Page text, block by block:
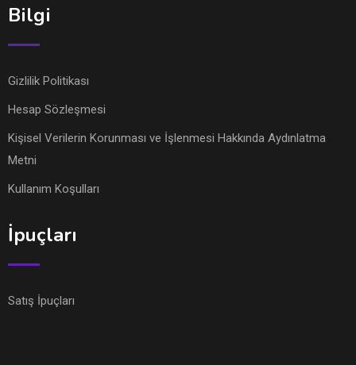
Bilgi
Gizlilik Politikası
Hesap Sözleşmesi
Kişisel Verilerin Korunması ve İşlenmesi Hakkında Aydınlatma
Metni
Kullanım Koşulları
İpuçları
Satış İpuçları